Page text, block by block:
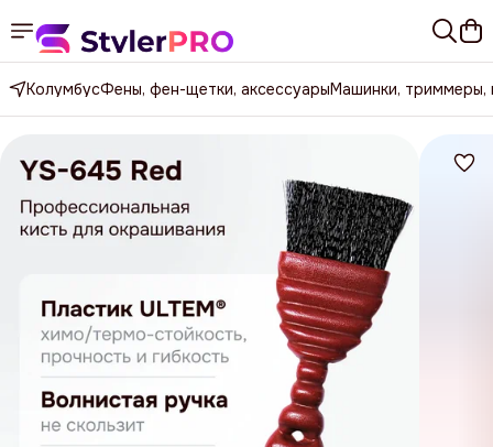
КолумбусФены, фен-щетки, аксессуарыМашинки, триммеры,